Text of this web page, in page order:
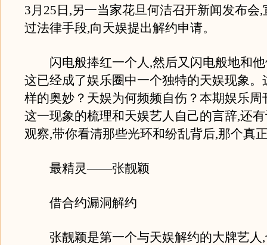
3月25日,另一当家花旦何洁召开新闻发布会
过法律手段,向天娱提出解约申请。
闪电般捧红一个人,然后又闪电般地和他
这已经成了娱乐圈中一个独特的天娱现象。
样的奥妙？天娱为何频频自伤？本期娱乐周
这一现象的梳理和天娱艺人自己的言辞,还
观察,带你看清那些光环和纷乱背后,那个真
最精灵——张靓颖
借合约漏洞解约
张靓颖是第一个与天娱解约的大牌艺人,